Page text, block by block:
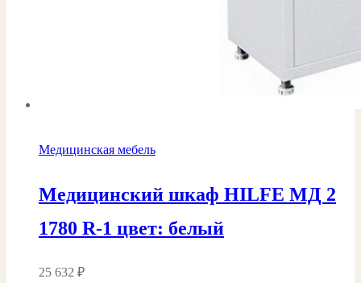
Медицинская мебель
Медицинский шкаф HILFE МД 2
1780 R-1 цвет: белый
25 632 ₽